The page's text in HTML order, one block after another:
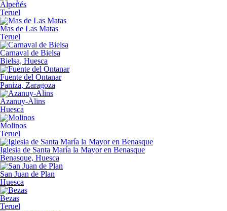
Alpeñés
Teruel
Mas de Las Matas
Teruel
Carnaval de Bielsa
Bielsa, Huesca
Fuente del Ontanar
Paniza, Zaragoza
Azanuy-Alins
Huesca
Molinos
Teruel
Iglesia de Santa María la Mayor en Benasque
Benasque, Huesca
San Juan de Plan
Huesca
Bezas
Teruel